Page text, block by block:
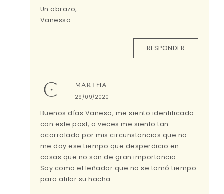
Un abrazo,
Vanessa
RESPONDER
MARTHA
29/09/2020
Buenos días Vanesa, me siento identificada
con este post, a veces me siento tan
acorralada por mis circunstancias que no
me doy ese tiempo que desperdicio en
cosas que no son de gran importancia.
Soy como el leñador que no se tomó tiempo
para afilar su hacha.